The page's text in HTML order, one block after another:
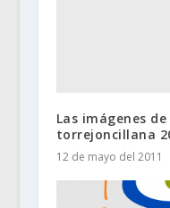
Las imágenes
torrejoncillana
12 de mayo del 2011